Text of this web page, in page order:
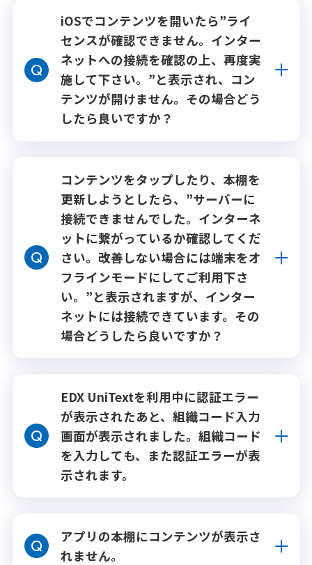
iOSでコンテンツを開いたら”ライ
センスが確認できません。インター
ネットへの接続を確認の上、再度実
施して下さい。”と表示され、コン
テンツが開けません。その場合どう
したら良いですか？
コンテンツをタップしたり、本棚を
更新しようとしたら、”サーバーに
接続できませんでした。インターネ
ットに繋がっているか確認してくだ
さい。改善しない場合には端末をオ
フラインモードにしてご利用下さ
い。”と表示されますが、インター
ネットには接続できています。その
場合どうしたら良いですか？
EDX UniTextを利用中に認証エラー
が表示されたあと、組織コード入力
画面が表示されました。組織コード
を入力しても、また認証エラーが表
示されます。
アプリの本棚にコンテンツが表示さ
れません。